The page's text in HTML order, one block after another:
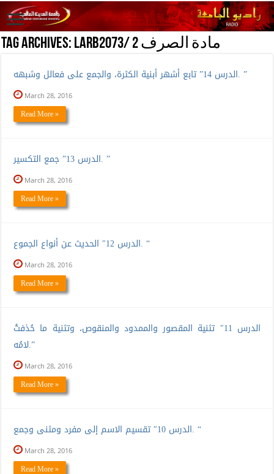
Tag Archives:
LARB2073/ مادة الصرف 2
الدرس 14” تابع أشهر أبنية الكثرة، والجمع على فعالل وشبهه. ”
March 28, 2016
Read More »
الدرس 13” جمع التكسير. ”
March 28, 2016
Read More »
الدرس 12″ الحديث عن أنواع الجموع. “
March 28, 2016
Read More »
الدرس 11″ تثنية المقصور والممدود والمنقوص، وتثنية ما حُذفتْ
لامُه.”
March 28, 2016
Read More »
الدرس 10″ تقسيم الاسم إلى مفرد ومثنى وجمع. “
March 28, 2016
Read More »